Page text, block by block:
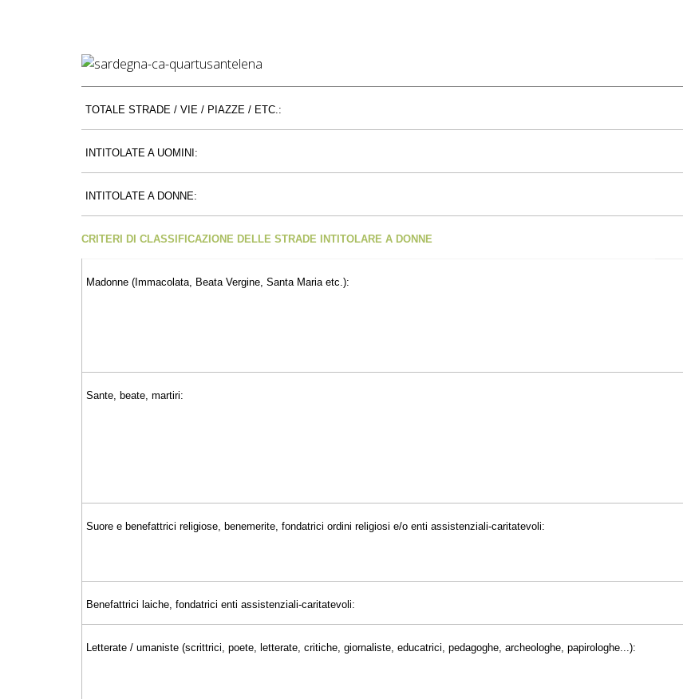
TOTALE STRADE / VIE / PIAZZE / ETC.:
INTITOLATE A UOMINI:
INTITOLATE A DONNE:
CRITERI DI CLASSIFICAZIONE DELLE STRADE INTITOLARE A DONNE
Madonne (Immacolata, Beata Vergine, Santa Maria etc.):
Sante, beate, martiri:
Suore e benefattrici religiose, benemerite, fondatrici ordini religiosi e/o enti assistenziali-caritatevoli:
Benefattrici laiche, fondatrici enti assistenziali-caritatevoli:
Letterate / umaniste (scrittrici, poete, letterate, critiche, giornaliste, educatrici, pedagoghe, archeologhe, papirologhe...):